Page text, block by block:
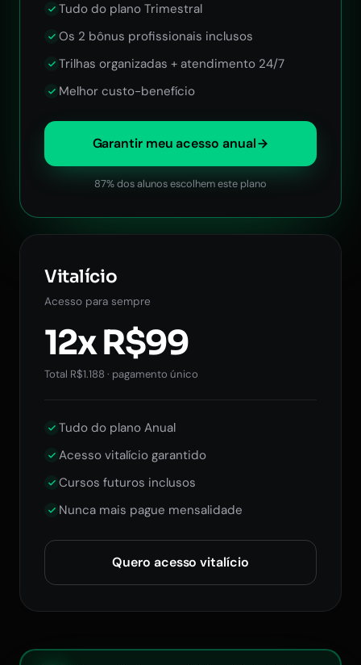
Tudo do plano Trimestral
Os 2 bônus profissionais inclusos
Trilhas organizadas + atendimento 24/7
Melhor custo-benefício
Garantir meu acesso anual
87% dos alunos escolhem este plano
Vitalício
Acesso para sempre
12x R$99
Total R$1.188 · pagamento único
Tudo do plano Anual
Acesso vitalício garantido
Cursos futuros inclusos
Nunca mais pague mensalidade
Quero acesso vitalício